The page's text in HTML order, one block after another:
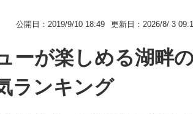
公開日：2019/9/10 18:49 更新日：2026/8/ 3
ーが楽しめる湖畔
ランキング